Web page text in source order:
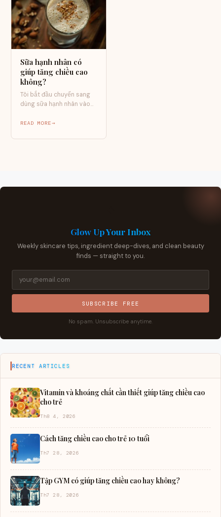
Sữa hạnh nhân có
giúp tăng chiều cao
không?
Tôi bắt đầu chuyển sang
dùng sữa hạnh nhân vào
thời điểm…
READ MORE
Glow Up Your Inbox
Weekly skincare tips, ingredient deep-dives, and clean beauty
finds — straight to you.
SUBSCRIBE FREE
No spam. Unsubscribe anytime.
RECENT ARTICLES
Vitamin và khoáng chất cần thiết giúp tăng chiều cao
cho trẻ
Th8 4, 2026
Cách tăng chiều cao cho trẻ 10 tuổi
Th7 28, 2026
Tập GYM có giúp tăng chiều cao hay không?
Th7 28, 2026